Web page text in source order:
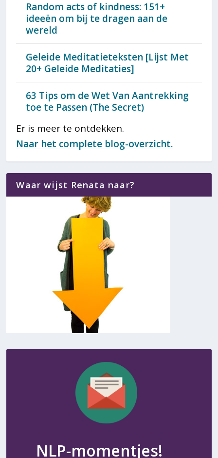
Random acts of kindness: 151+
ideeën om bij te dragen aan de
wereld
Geleide Meditatieteksten [Lijst Met
20+ Geleide Meditaties]
63 Tips om de Wet Van Aantrekking
toe te Passen (The Secret)
Er is meer te ontdekken.
Naar het complete blog-overzicht.
Waar wijst Renata naar?
NLP-momentjes!